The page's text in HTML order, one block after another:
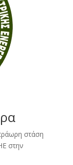
στάση
στην